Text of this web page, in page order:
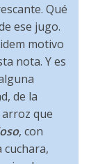
Qué
ese jugo.
motivo
nota. Y es
de la
que
, con